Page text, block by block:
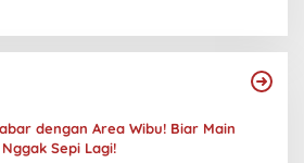
dengan Area Wibu! Biar Main
Sepi Lagi!